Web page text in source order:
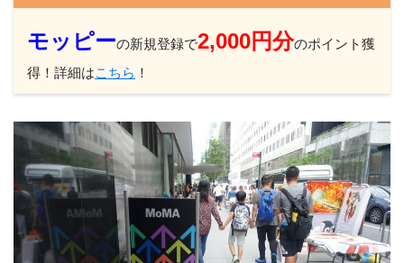
モッピーの新規登録で2,000円分のポイント獲
得！詳細はこちら ！